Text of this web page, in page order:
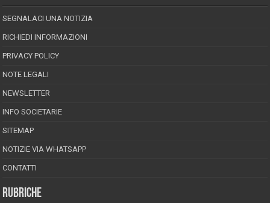
SEGNALACI UNA NOTIZIA
RICHIEDI INFORMAZIONI
PRIVACY POLICY
NOTE LEGALI
NEWSLETTER
INFO SOCIETARIE
SITEMAP
NOTIZIE VIA WHATSAPP
CONTATTI
RUBRICHE